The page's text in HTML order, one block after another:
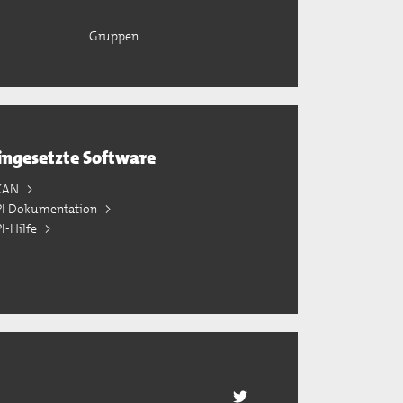
Gruppen
Software
Dokumentation
Hilfe